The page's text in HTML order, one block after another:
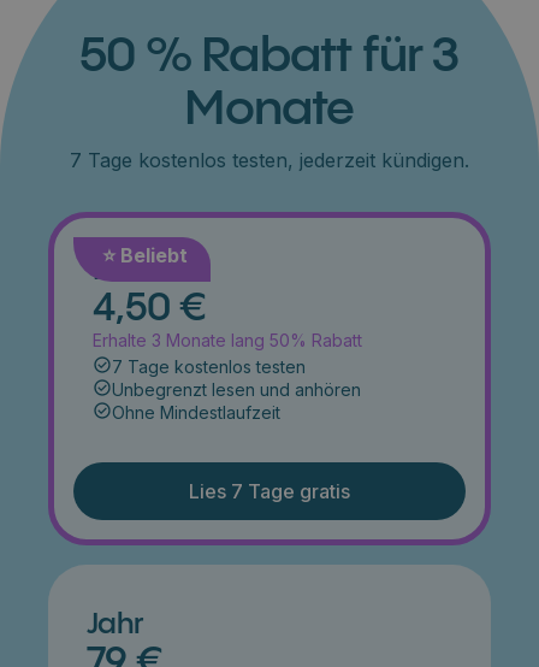
50 % Rabatt für 3
Monate
7 Tage kostenlos testen, jederzeit kündigen.
⭐️ Beliebt
Monat
4,50 €
Erhalte 3 Monate lang 50% Rabatt
7 Tage kostenlos testen
Unbegrenzt lesen und anhören
Ohne Mindestlaufzeit
Lies 7 Tage gratis
Jahr